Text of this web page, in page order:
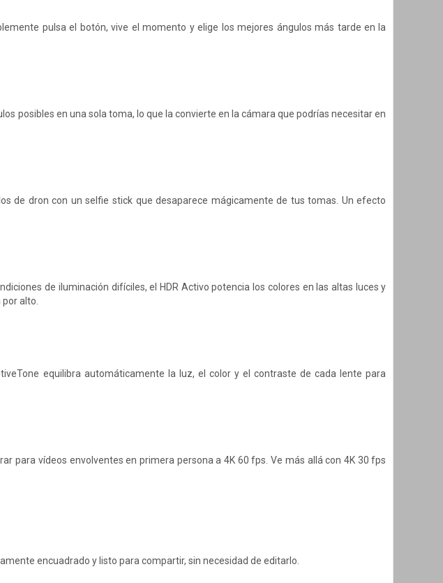
pulsa el botón, vive el momento y elige los mejores ángulos más tarde en la
posibles en una sola toma, lo que la convierte en la cámara que podrías necesitar en
de dron con un selfie stick que desaparece mágicamente de tus tomas. Un efecto
de iluminación difíciles, el HDR Activo potencia los colores en las altas luces y
por alto.
equilibra automáticamente la luz, el color y el contraste de cada lente para
para vídeos envolventes en primera persona a 4K 60 fps. Ve más allá con 4K 30 fps
encuadrado y listo para compartir, sin necesidad de editarlo.